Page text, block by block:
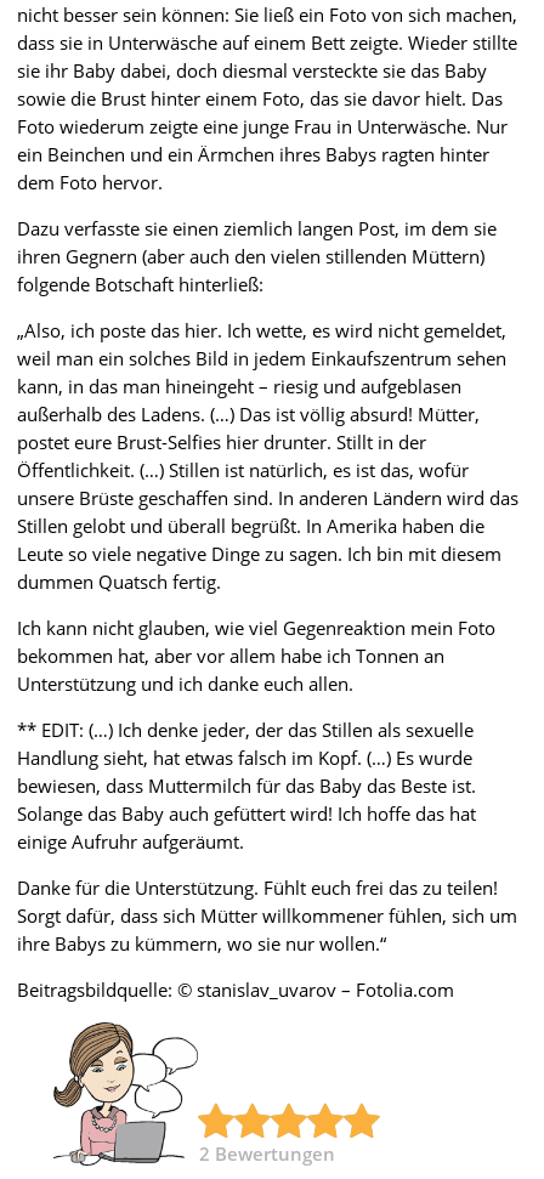
nicht besser sein können: Sie ließ ein Foto von sich machen,
dass sie in Unterwäsche auf einem Bett zeigte. Wieder stillte
sie ihr Baby dabei, doch diesmal versteckte sie das Baby
sowie die Brust hinter einem Foto, das sie davor hielt. Das
Foto wiederum zeigte eine junge Frau in Unterwäsche. Nur
ein Beinchen und ein Ärmchen ihres Babys ragten hinter
dem Foto hervor.
Dazu verfasste sie einen ziemlich langen Post, im dem sie
ihren Gegnern (aber auch den vielen stillenden Müttern)
folgende Botschaft hinterließ:
„Also, ich poste das hier. Ich wette, es wird nicht gemeldet,
weil man ein solches Bild in jedem Einkaufszentrum sehen
kann, in das man hineingeht – riesig und aufgeblasen
außerhalb des Ladens. (…) Das ist völlig absurd! Mütter,
postet eure Brust-Selfies hier drunter. Stillt in der
Öffentlichkeit. (…) Stillen ist natürlich, es ist das, wofür
unsere Brüste geschaffen sind. In anderen Ländern wird das
Stillen gelobt und überall begrüßt. In Amerika haben die
Leute so viele negative Dinge zu sagen. Ich bin mit diesem
dummen Quatsch fertig.
Ich kann nicht glauben, wie viel Gegenreaktion mein Foto
bekommen hat, aber vor allem habe ich Tonnen an
Unterstützung und ich danke euch allen.
** EDIT: (…) Ich denke jeder, der das Stillen als sexuelle
Handlung sieht, hat etwas falsch im Kopf. (…) Es wurde
bewiesen, dass Muttermilch für das Baby das Beste ist.
Solange das Baby auch gefüttert wird! Ich hoffe das hat
einige Aufruhr aufgeräumt.
Danke für die Unterstützung. Fühlt euch frei das zu teilen!
Sorgt dafür, dass sich Mütter willkommener fühlen, sich um
ihre Babys zu kümmern, wo sie nur wollen.“
Beitragsbildquelle: © stanislav_uvarov – Fotolia.com
2 Bewertungen